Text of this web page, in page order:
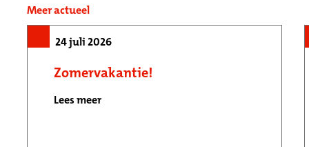
Meer actueel
24 juli 2026
Zomervakantie!
Lees meer